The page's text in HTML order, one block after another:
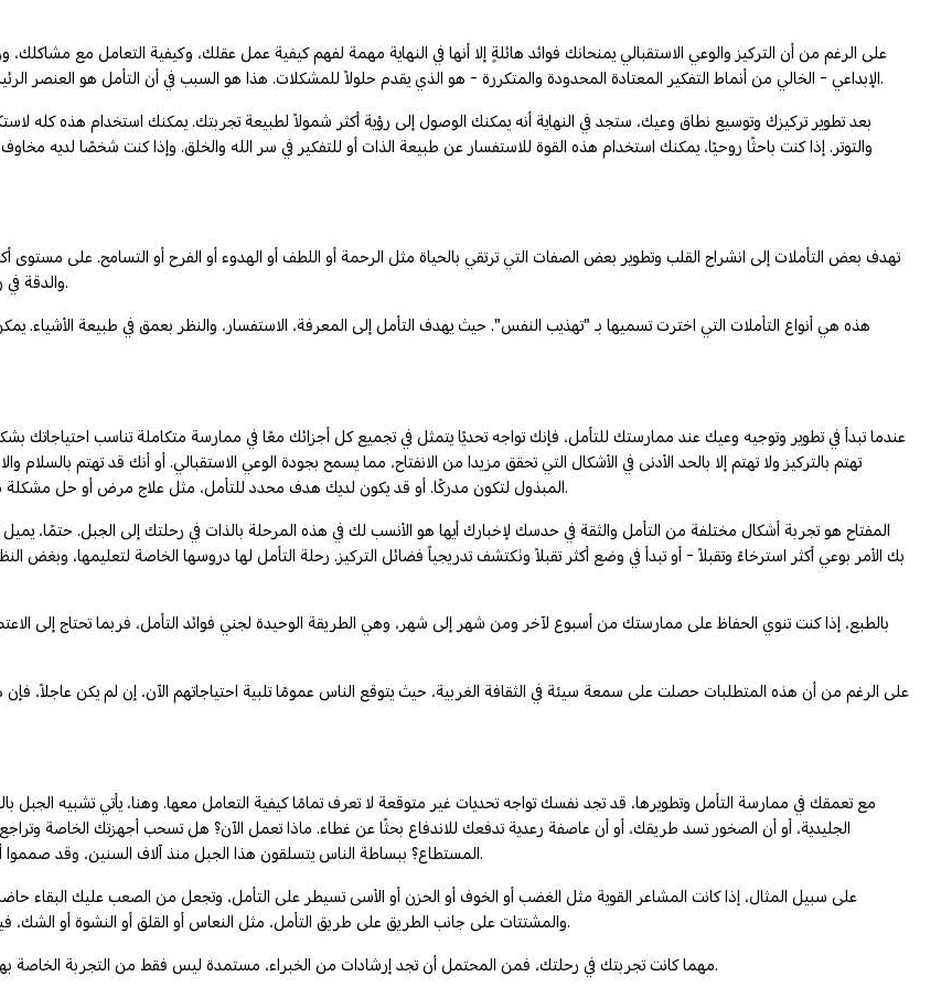
على الرغم من أن التركيز والوعي الاستقبالي يمنحانك فوائد هائلةٍ إلا أنها في النهاية مهمة لفهم كيفية عمل عقلك، وكيفية التعامل مع
الإبداعي - الخالي من أنماط التفكير المعتادة المحدودة والمتكررة - هو الذي يقدم حلولاً للمشكلات. هذا هو السبب في أن التأمل هو العنصر الرئيسي الذي يحول التأمل من تمرين مهدئ ومريح إلى وسيلة للحرية والتعبير الإبداعي.
بعد تطوير تركيزك وتوسيع نطاق وعيك، ستجد في النهاية أنه يمكنك الوصول إلى رؤية أكثر شمولاً لطبيعة تجربتك. يمكنك استخدام هذه كله
والتوتر. إذا كنت باحثًا روحيًا، يمكنك استخدام هذه القوة للاستفسار عن طبيعة الذات أو للتفكير في سر الله والخلق. وإذا كنت شخصًا لديه
تهدف بعض التأملات إلى انشراح القلب وتطوير بعض الصفات التي ترتقي بالحياة مثل الرحمة أو اللطف أو الهدوء أو الفرح أو التسامح. على مستوى
والدقة في رياضات معينة. على سبيل المثال، يمكنك تخيل نفسك تقوم بالغوص دون خطأ واحد.
هذه هي أنواع التأملات التي اخترت تسميها بـ "تهذيب النفس". حيث يهدف التأمل إلى المعرفة، الاستفسار، والنظر بعمق في طبيعة الأشياء.
عندما تبدأ في تطوير وتوجيه وعيك عند ممارستك للتأمل، فإنك تواجه تحديًا يتمثل في تجميع كل أجزائك معًا في ممارسة متكاملة تناسب
تهتم بالتركيز ولا تهتم إلا بالحد الأدنى في الأشكال التي تحقق مزيدا من الانفتاح، مما يسمح بجودة الوعي الاستقبالي. أو أنك قد تهتم
المبذول لتكون مدركًا. أو قد يكون لديك هدف محدد للتأمل، مثل علاج مرض أو حل مشكلة نفسية مزعجة، ولا تشعر إلا بالانجذاب إلى الأساليب التي تساعدك على تحقيق أهدافك.
المفتاح هو تجربة أشكال مختلفة من التأمل والثقة في حدسك لإخبارك أيها هو الأنسب لك في هذه المرحلة بالذات في رحلتك إلى الجبل. حتمًا، يميل
بك الأمر بوعي أكثر استرخاءً وتقبلاً - أو تبدأ في وضع أكثر تقبلاً وتكتشف تدريجياً فضائل التركيز. رحلة التأمل لها دروسها الخاصة لتعليمها،
بالطبع، إذا كنت تنوي الحفاظ على ممارستك من أسبوع لآخر ومن شهر إلى شهر، وهي الطريقة الوحيدة لجني فوائد التأمل، فربما تحتاج إلى
على الرغم من أن هذه المتطلبات حصلت على سمعة سيئة في الثقافة الغربية، حيث يتوقع الناس عمومًا تلبية احتياجاتهم الآن، إن لم يكن عاجلاً،
مع تعمقك في ممارسة التأمل وتطويرها، قد تجد نفسك تواجه تحديات غير متوقعة لا تعرف تمامًا كيفية التعامل معها. وهنا، يأتي تشبيه
الجليدية، أو أن الصخور تسد ​​طريقك، أو أن عاصفة رعدية تدفعك للاندفاع بحثًا عن غطاء. ماذا تعمل الآن؟ هل تسحب أجهزتك الخاصة
المستطاع؟ ببساطة الناس يتسلقون هذا الجبل منذ آلاف السنين، وقد صمموا أدوات وصمموا خرائط لاجتياز التضاريس بأقصى قدر ممكن من السلاسة ودون عناء.
على سبيل المثال، إذا كانت المشاعر القوية مثل الغضب أو الخوف أو الحزن أو الأسى تسيطر على التأمل، وتجعل من الصعب عليك البقاء
والمشتتات على جانب الطريق على طريق التأمل، مثل النعاس أو القلق أو النشوة أو الشك، فيمكنك الاعتماد على الأساليب العريقة لتجاوزها حتى تتمكن من الاستمرار في طريقك.
مهما كانت تجربتك في رحلتك، فمن المحتمل أن تجد إرشادات من الخبراء، مستمدة ليس فقط من التجربة الخاصة بهم كممارسين ومعلمين، ولكن أيضًا من الحكمة المتراكمة للتقاليد التأملية في العالم.